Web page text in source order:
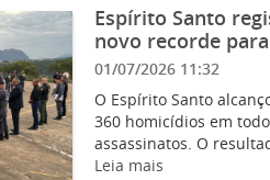
Espírito Santo
novo recorde
01/07/2026 11:32
O Espírito Santo
360 homicídios em
assassinatos. O
Leia mais